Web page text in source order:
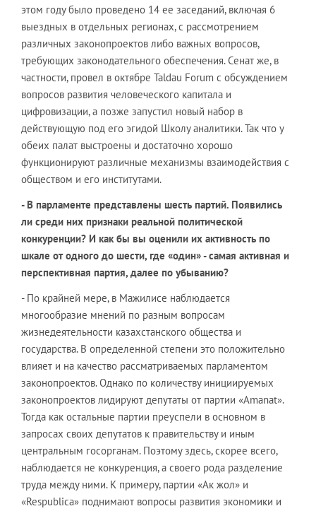
этом году было проведено 14 ее заседаний, включая 6
выездных в отдельных регионах, с рассмотрением
различных законопроектов либо важных вопросов,
требующих законодательного обеспечения. Сенат же, в
частности, провел в октябре Taldau Forum с обсуждением
вопросов развития человеческого капитала и
цифровизации, а позже запустил новый набор в
действующую под его эгидой Школу аналитики. Так что у
обеих палат выстроены и достаточно хорошо
функционируют различные механизмы взаимодействия с
обществом и его институтами.
- В парламенте представлены шесть партий. Появились
ли среди них признаки реальной политической
конкуренции? И как бы вы оценили их активность по
шкале от одного до шести, где «один» - самая активная и
перспективная партия, далее по убыванию?
- По крайней мере, в Мажилисе наблюдается
многообразие мнений по разным вопросам
жизнедеятельности казахстанского общества и
государства. В определенной степени это положительно
влияет и на качество рассматриваемых парламентом
законопроектов. Однако по количеству инициируемых
законопроектов лидируют депутаты от партии «Amanat».
Тогда как остальные партии преуспели в основном в
запросах своих депутатов к правительству и иным
центральным госорганам. Поэтому здесь, скорее всего,
наблюдается не конкуренция, а своего рода разделение
труда между ними. К примеру, партии «Ак жол» и
«Respublica» поднимают вопросы развития экономики и